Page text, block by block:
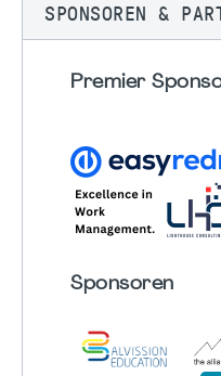
SPONSOREN &
Premier
Sponsoren